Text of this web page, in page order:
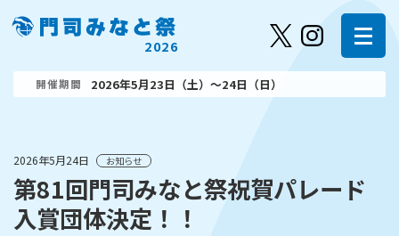
2026
開催期間 2026年5月23日（土）～24日（日）
2026年5月24日 お知らせ
第81回門司みなと祭祝賀パレード
入賞団体決定！！